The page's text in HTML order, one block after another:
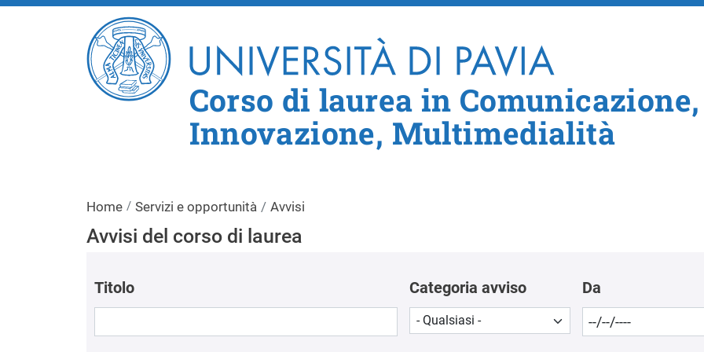
Salta al contenuto principale
Corso di laurea in Comunicazione,
Innovazione, Multimedialità
Home Servizi e opportunità Avvisi
Avvisi del corso di laurea
Titolo Categoria avviso Da